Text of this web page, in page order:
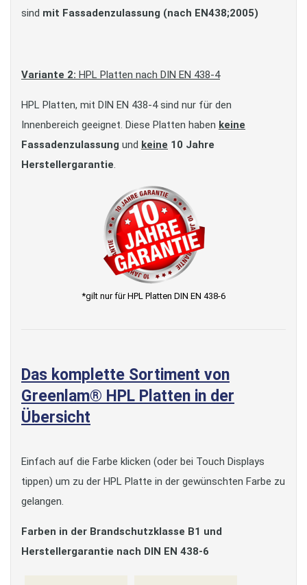
sind mit Fassadenzulassung (nach EN438;2005)
Variante 2: HPL Platten nach DIN EN 438-4
HPL Platten, mit DIN EN 438-4 sind nur für den
Innenbereich geeignet. Diese Platten haben keine
Fassadenzulassung und keine 10 Jahre
Herstellergarantie.
*gilt nur für HPL Platten DIN EN 438-6
Das komplette Sortiment von
Greenlam® HPL Platten in der
Übersicht
Einfach auf die Farbe klicken (oder bei Touch Displays
tippen) um zu der HPL Platte in der gewünschten Farbe zu
gelangen.
Farben in der Brandschutzklasse B1 und
Herstellergarantie nach DIN EN 438-6